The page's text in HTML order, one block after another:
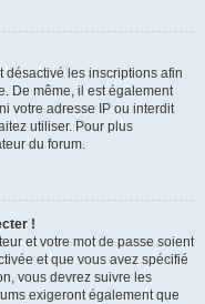
désactivé les inscriptions afin
De même, il est également
votre adresse IP ou interdit
utiliser. Pour plus
du forum.
!
et votre mot de passe soient
et que vous avez spécifié
vous devrez suivre les
exigeront également que